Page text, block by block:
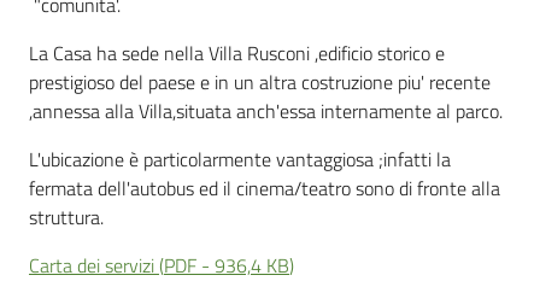
Sostenere
l'ASP
La Casa ha sede nella Villa Rusconi ,edificio storico e
prestigioso del paese e in un altra costruzione piu' recente
,annessa alla Villa,situata anch'essa internamente al parco.
L'ubicazione è particolarmente vantaggiosa ;infatti la
fermata dell'autobus ed il cinema/teatro sono di fronte alla
struttura.
Carta dei servizi(PDF - 936,4 KB)